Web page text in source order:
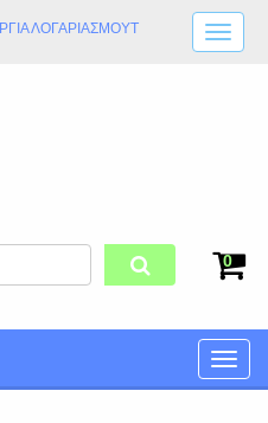
ΛΟΓΑΡΙΑΣΜΟΎT
0
Toggle